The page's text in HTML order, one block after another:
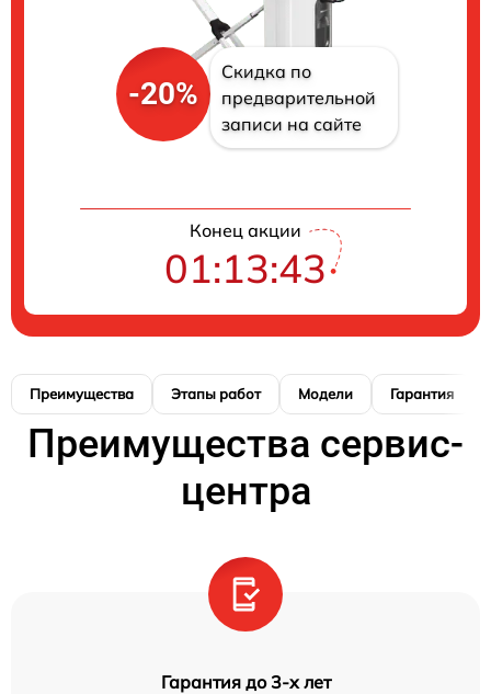
-20%
Скидка по
предварительной
записи на сайте
Конец акции
01:13:42
Преимущества Этапы работ Модели Гарантия
Преимущества сервис-
центра
Гарантия до 3-х лет